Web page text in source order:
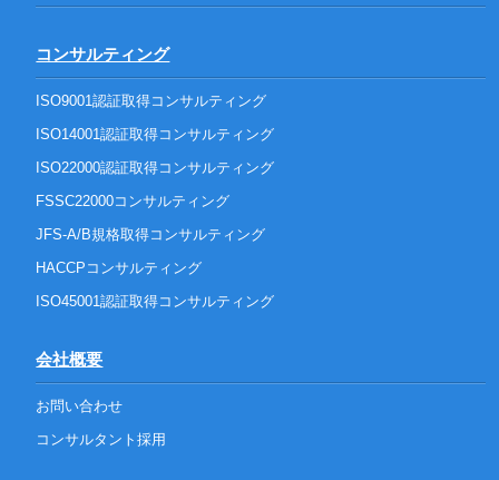
コンサルティング
ISO9001認証取得コンサルティング
ISO14001認証取得コンサルティング
ISO22000認証取得コンサルティング
FSSC22000コンサルティング
JFS-A/B規格取得コンサルティング
HACCPコンサルティング
ISO45001認証取得コンサルティング
会社概要
お問い合わせ
コンサルタント採用